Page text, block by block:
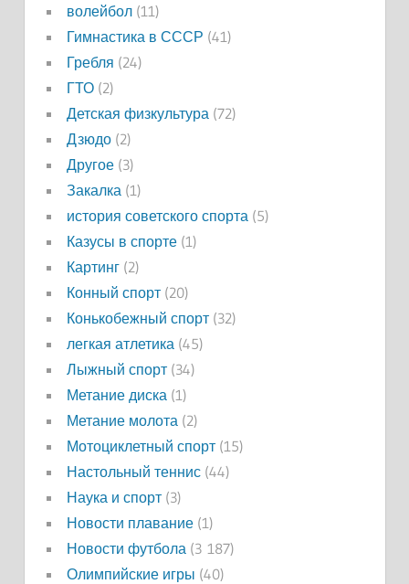
волейбол(11)
Гимнастика в СССР (41)
Гребля (24)
ГТО(2)
Детская физкультура (72)
Дзюдо(2)
Другое(3)
Закалка (1)
история советского спорта (5)
Казусы в спорте(1)
Картинг(2)
Конный спорт(20)
Конькобежный спорт(32)
легкая атлетика (45)
Лыжный спорт(34)
Метание диска (1)
Метание молота (2)
Мотоциклетный спорт(15)
Настольный теннис(44)
Наука и спорт(3)
Новости плавание(1)
Новости футбола (3 187)
Олимпийские игры (40)